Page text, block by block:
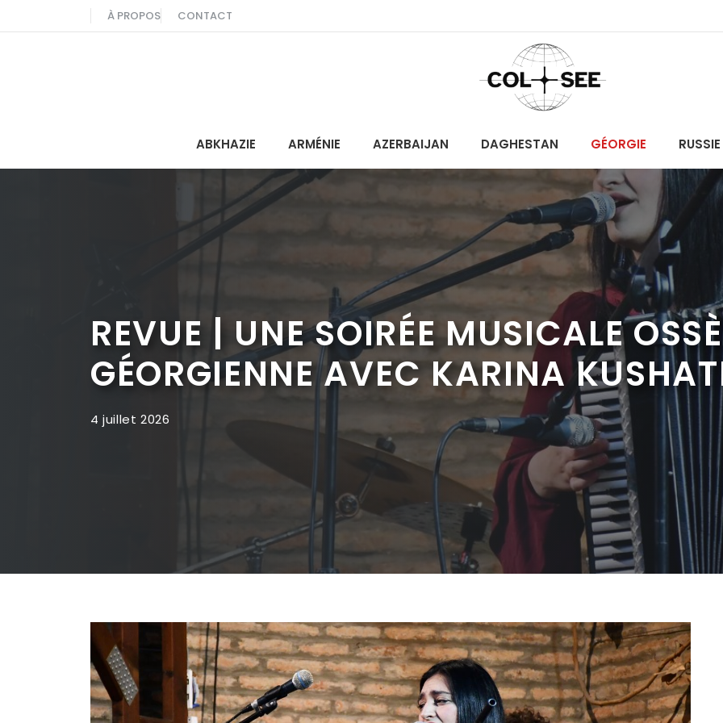
au
À PROPOS CONTACT
ABKHAZIE ARMÉNIE AZERBAIJAN DAGHESTAN GÉORGIE RUSSIE
REVUE | UNE SOIRÉE MUSICALE
GÉORGIENNE AVEC KARINA
4 juillet 2026